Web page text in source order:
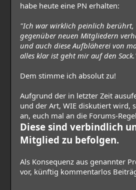
habe heute eine PN erhalten:
"Ich war wirklich peinlich berührt,
gegenüber neuen Mitgliedern
und auch diese Aufbläherei von
alles klar ist geht mir auf den
Dem stimme ich absolut zu!
Aufgrund der in letzter Zeit
und der Art, WIE diskutiert wird,
an, euch mal an die Forums-
Diese sind verbindlich
Mitglied zu befolgen.
Als Konsequenz aus genannter
vor, künftig kommentarlos